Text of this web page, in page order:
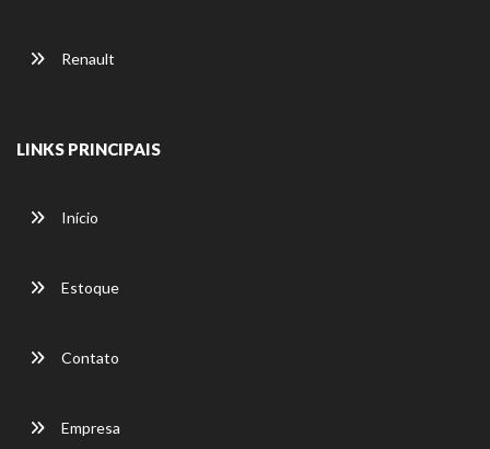
Renault
LINKS PRINCIPAIS
Início
Estoque
Contato
Empresa